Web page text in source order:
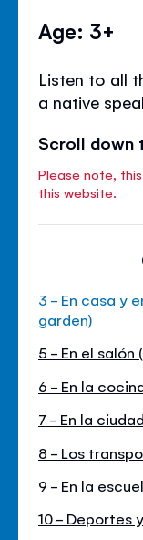
Age: 3+
Listen to all
a native
Scroll down
Please note,
this website.
3 - En casa y
garden)
5 - En el salón
6 - En la
7 - En la
8 - Los
9 - En la
10 - Deportes